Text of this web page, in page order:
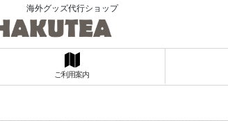
海外グッズ代行ショップ
ご利用案内